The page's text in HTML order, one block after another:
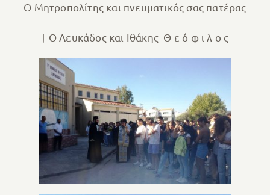
Ο Μητροπολίτης και πνευματικός σας πατέρας
† Ο Λευκάδος και Ιθάκης Θ ε ό φ ι λ ο ς